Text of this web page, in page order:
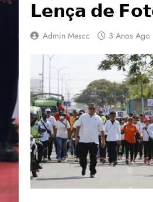
𝗟𝗲𝗻ç𝗮 𝗱𝗲
Admin Mescc 3 Anos Ago